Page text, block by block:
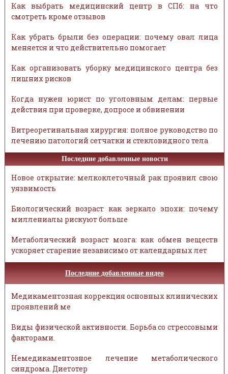
Как выбрать медицинский центр в СПб: на что
смотреть кроме отзывов
Как убрать брыли без операции: почему овал лица
меняется и что действительно помогает
Как организовать уборку медицинского центра без
лишних рисков
Когда нужен юрист по уголовным делам: первые
действия при проверке, допросе и обвинении
Витреоретинальная хирургия: полное руководство по
лечению патологий сетчатки и стекловидного тела
Последние добавленные новости
Новое открытие: мелкоклеточный рак проявил свою
уязвимость
Биологический возраст как зеркало эпохи: почему
миллениалы рискуют больше
Метаболический возраст мозга: как обмен веществ
ускоряет старение независимо от календарных лет
Последние добавленные видео
Медикаментозная коррекция основных клинических
проявлений ме
Виды физической активности. Борьба со стрессовыми
факторами.
Немедикаментозное лечение метаболического
синдрома. Диетотер